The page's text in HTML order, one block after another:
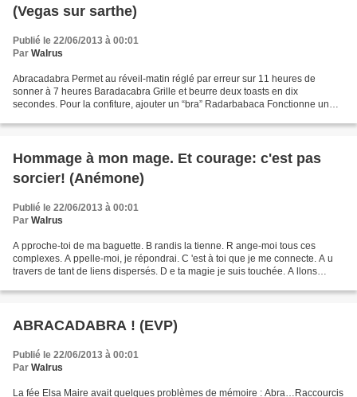
(Vegas sur sarthe)
Publié le 22/06/2013 à 00:01
Par Walrus
Abracadabra Permet au réveil-matin réglé par erreur sur 11 heures de
sonner à 7 heures Baradacabra Grille et beurre deux toasts en dix
secondes. Pour la confiture, ajouter un “bra” Radarbabaca Fonctionne un
Hommage à mon mage. Et courage: c'est pas
sorcier! (Anémone)
Publié le 22/06/2013 à 00:01
Par Walrus
A pproche-toi de ma baguette. B randis la tienne. R ange-moi tous ces
complexes. A ppelle-moi, je répondrai. C 'est à toi que je me connecte. A u
travers de tant de liens dispersés. D e ta magie je suis touchée. A llons
ABRACADABRA ! (EVP)
Publié le 22/06/2013 à 00:01
Par Walrus
La fée Elsa Maire avait quelques problèmes de mémoire : Abra…Raccourcis